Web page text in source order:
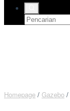
Homepage / Gazebo /